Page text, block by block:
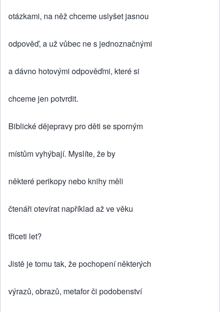
otázkami, na něž chceme uslyšet jasnou
odpověď, a už vůbec ne s jednoznačnými
a dávno hotovými odpověďmi, které si
chceme jen potvrdit.
Biblické dějepravy pro děti se sporným
místům vyhýbají. Myslíte, že by
některé perikopy nebo knihy měli
čtenáři otevírat například až ve věku
třiceti let?
Jistě je tomu tak, že pochopení některých
výrazů, obrazů, metafor či podobenství